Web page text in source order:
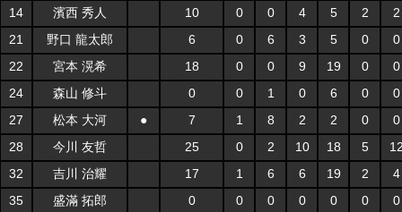
14
濱西 秀人 10 0 0 4 5 2
2
21
野口 龍太郎 6 0 6 3 5 0
0
22
宮本 滉希 18 0 0 9 19 0
0
24
森山 修斗 0 0 1 0 6 0
0
27
松本 大河 ● 7 1 8 2 2 0
0
28
今川 友哲 25 0 2 10 18 5
32
吉川 治耀 17 1 6 6 19 2
4
35
盛滿 拓郎 0 0 0 0 0 0 0